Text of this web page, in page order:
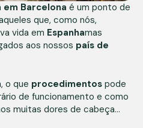
em Barcelona é um ponto de
que, como nós,
vida em Espanhamas
aos nossos país de
o que procedimentos pode
de funcionamento e como
muitas dores de cabeça...